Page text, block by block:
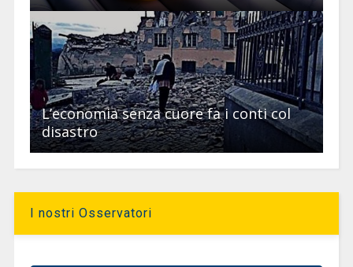
L’economia senza cuore fa i conti col
disastro
I nostri Osservatori